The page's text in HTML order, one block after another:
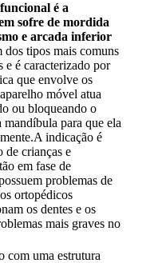
é a
sofre de mordida
e arcada inferior
dos tipos mais comuns
e é caracterizado por
que envolve os
móvel atua
ou bloqueando o
para que ela
indicação é
de crianças e
em fase de
problemas de
ortopédicos
os dentes e os
mais graves no
com uma estrutura